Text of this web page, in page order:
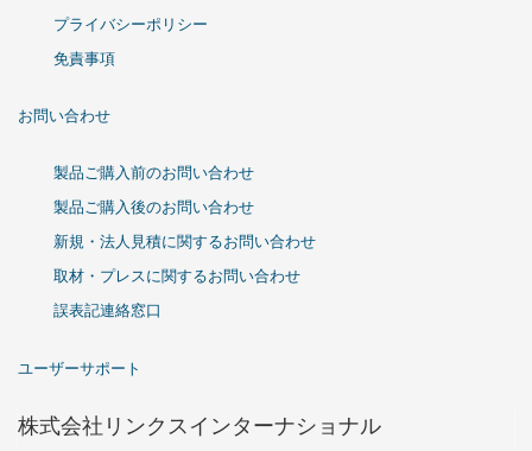
プライバシーポリシー
免責事項
お問い合わせ
製品ご購入前のお問い合わせ
製品ご購入後のお問い合わせ
新規・法人見積に関するお問い合わせ
取材・プレスに関するお問い合わせ
誤表記連絡窓口
ユーザーサポート
株式会社リンクスインターナショナル